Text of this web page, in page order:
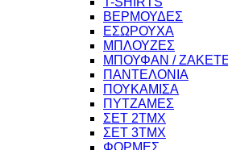
ΒΕΡΜΟΥΔΕΣ
ΕΣΩΡΟΥΧΑ
ΜΠΛΟΥΖΕΣ
ΜΠΟΥΦΑΝ /
ΠΑΝΤΕΛΟΝΙΑ
ΠΟΥΚΑΜΙΣΑ
ΠΥΤΖΑΜΕΣ
ΣΕΤ 2ΤΜΧ
ΣΕΤ 3ΤΜΧ